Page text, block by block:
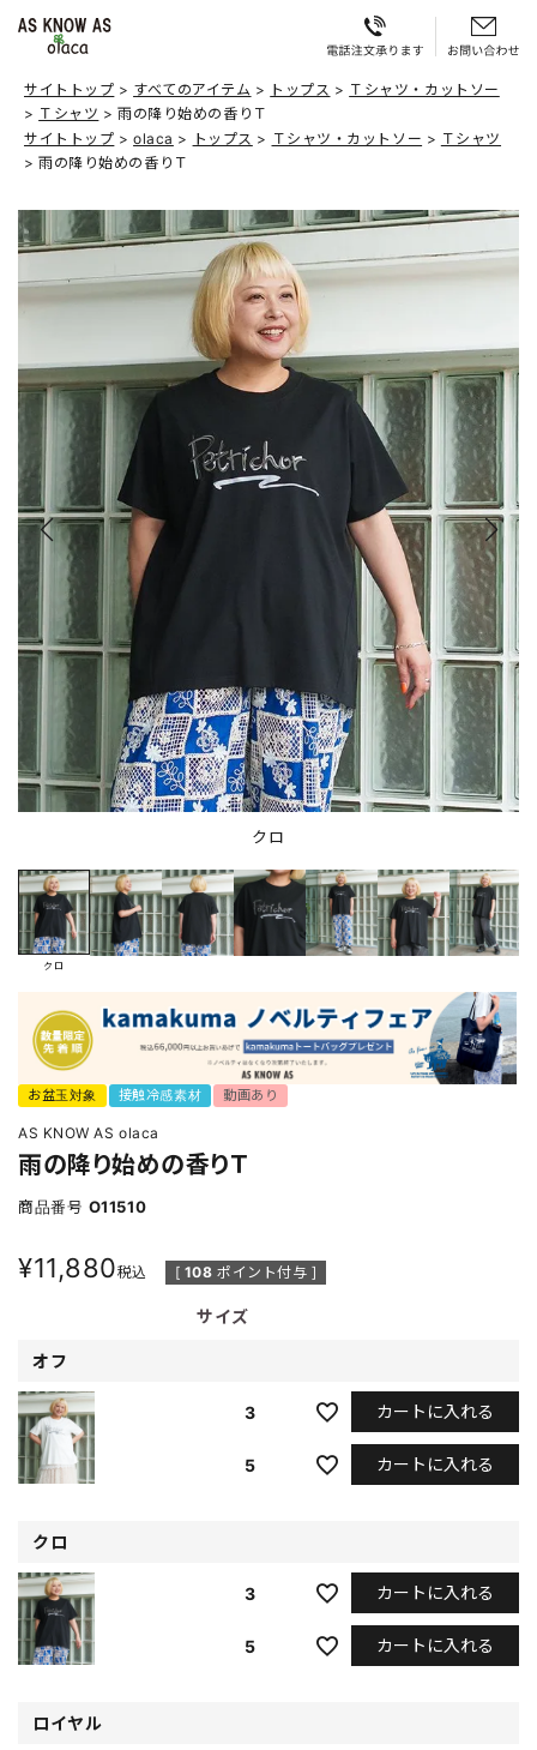
サイトトップ すべてのアイテム トップス
Ｔシャツ・カットソー
Ｔシャツ
雨の降り始めの香りＴ
サイトトップ
olaca トップス Ｔシャツ・カットソー
Ｔシャツ
雨の降り始めの香りＴ
クロ
クロ
お盆玉対象 接触冷感素材 動画あり
AS KNOW AS olaca
雨の降り始めの香りＴ
商品番号 O11510
¥11,880税込 [ 108 ポイント付与 ]
サイズ
オフ
3 カートに入れる
5 カートに入れる
クロ
3 カートに入れる
5 カートに入れる
ロイヤル